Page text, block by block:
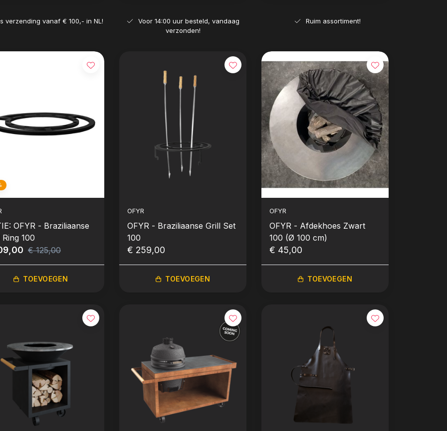
verzending vanaf € 100,- in NL!
Voor 14:00 uur besteld, vandaag
verzonden!
Ruim assortiment!
OFYR - Braziliaanse
100
€ 125,00
TOEVOEGEN
OFYR
OFYR - Braziliaanse Grill Set
100
€ 259,00
TOEVOEGEN
OFYR
OFYR - Afdekhoes Zwart
100 (Ø 100 cm)
€ 45,00
TOEVOEGEN